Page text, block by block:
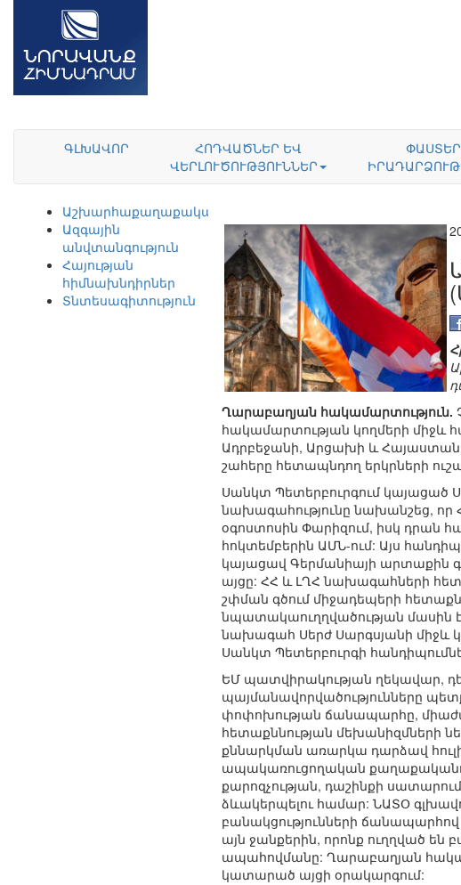
ԳԼԽԱՎՈՐ
ՀՈԴՎԱԾՆԵՐ ԵՎ
ՎԵՐԼՈՒԾՈՒԹՅՈՒՆՆԵՐ
Աշխարհաքաղաքականություն
Ազգային
անվտանգություն
Հայության
հիմնախնդիրներ
Տնտեսագիտություն
Ղարաբաղյան հակամարտություն.
հակամարտության կողմերի միջև
Ադրբեջանի, Արցախի և
շահերը հետապնդող երկրների
Սանկտ Պետերբուրգում կայացած
նախագահությունը նախանշեց,
օգոստոսին Փարիզում, իսկ դրան
հոկտեմբերին ԱՄՆ-ում: Այս
կայացավ Գերմանիայի արտաքին
այցը: ՀՀ և ԼՂՀ նախագահների
շփման գծում միջադեպերի
նպատակաուղղվածության մասին
նախագահ Սերժ Սարգսյանի միջև
Սանկտ Պետերբուրգի
ԵՄ պատվիրակության ղեկավար,
պայմանավորվածությունները
փոփոխության ճանապարհը,
հետաքննության մեխանիզմների
քննարկման առարկա դարձավ
ապակառուցողական
քարոզչության, դաշինքի
ձևակերպելու համար: ՆԱՏՕ
բանակցությունների ճանապարհով
այն ջանքերին, որոնք ուղղված
ապահովմանը: Ղարաբաղյան
կատարած այցի օրակարգում: